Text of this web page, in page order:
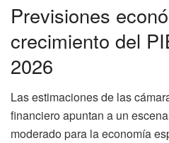
Previsiones
crecimiento del
2026
Las estimaciones de las
financiero apuntan a un
moderado para la economía